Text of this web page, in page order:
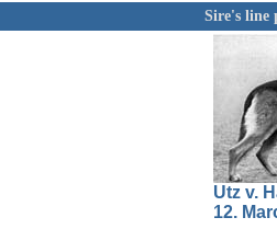
Sire's line
Utz v.
12.